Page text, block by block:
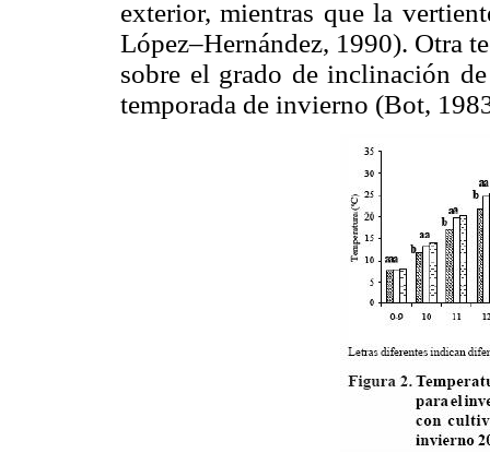
exterior, mientras que la
López–Hernández, 1990). Otra
sobre el grado de inclinación
temporada de invierno (Bot,